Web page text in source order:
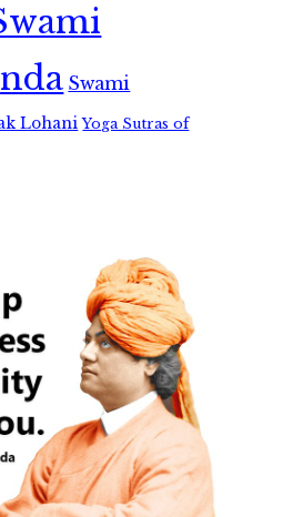
Swami
Lohani Yoga Sutras of